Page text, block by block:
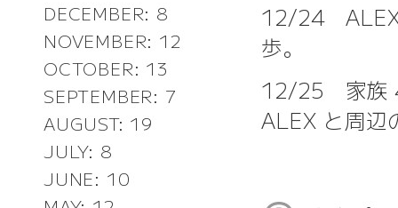
DECEMBER: 8
NOVEMBER: 12
OCTOBER: 13
SEPTEMBER: 7
AUGUST: 19
JULY: 8
JUNE: 10
12/24 ALEX
歩。
12/25 家族 4
ALEX と周辺